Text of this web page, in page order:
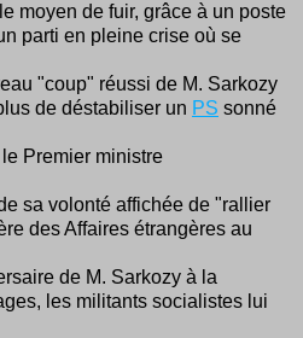
moyen de fuir, grâce à un poste
parti en pleine crise où se
"coup" réussi de M. Sarkozy
de déstabiliser un PS sonné
Premier ministre
sa volonté affichée de "rallier
des Affaires étrangères au
de M. Sarkozy à la
les militants socialistes lui